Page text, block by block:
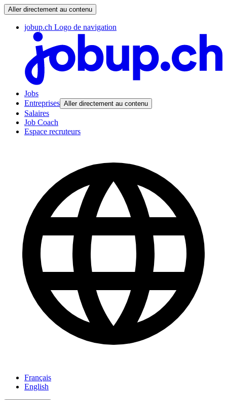
Aller directement au contenu
jobup.ch Logo de navigation
Jobs
Entreprises Aller directement au contenu
Salaires
Job Coach
Espace recruteurs
Français
English